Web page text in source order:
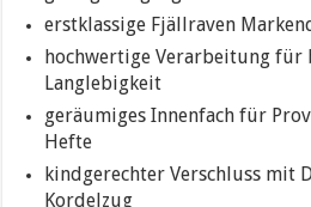
erstklassige Fjällraven
hochwertige Verarbeitung für
Langlebigkeit
geräumiges Innenfach für
Hefte
kindgerechter Verschluss mit
Kordelzug